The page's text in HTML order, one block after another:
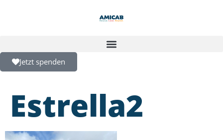
Jetzt spenden
Estrella2